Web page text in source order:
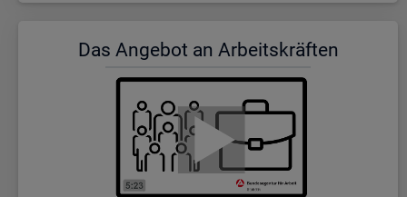
Das An­ge­bot an Ar­beits­kräf­ten